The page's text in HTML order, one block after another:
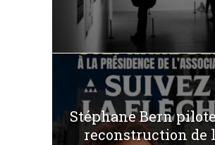
Stéphane Bern
reconstruction de